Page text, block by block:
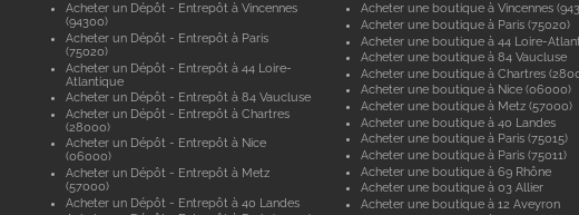
Acheter un Dépôt - Entrepôt à Vincennes
(94300)
Acheter un Dépôt - Entrepôt à Paris
(75020)
Acheter un Dépôt - Entrepôt à 44 Loire-
Atlantique
Acheter un Dépôt - Entrepôt à 84 Vaucluse
Acheter un Dépôt - Entrepôt à Chartres
(28000)
Acheter un Dépôt - Entrepôt à Nice
(06000)
Acheter un Dépôt - Entrepôt à Metz
(57000)
Acheter un Dépôt - Entrepôt à 40 Landes
Acheter une boutique à Vincennes
Acheter une boutique à Paris (75020)
Acheter une boutique à 44 Loire-
Acheter une boutique à 84 Vaucluse
Acheter une boutique à Chartres
Acheter une boutique à Nice (06000)
Acheter une boutique à Metz (57000)
Acheter une boutique à 40 Landes
Acheter une boutique à Paris (75015)
Acheter une boutique à Paris (75011)
Acheter une boutique à 69 Rhône
Acheter une boutique à 03 Allier
Acheter une boutique à 12 Aveyron